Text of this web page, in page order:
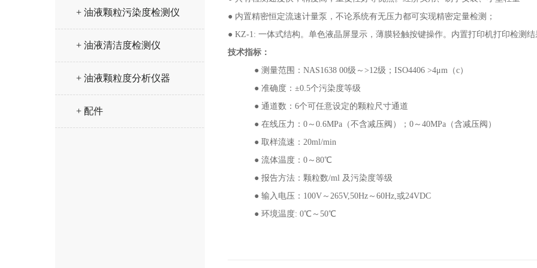
+ 油液颗粒污染度检测仪
+ 油液清洁度检测仪
+ 油液颗粒度分析仪器
+ 配件
● 内置精密恒定流速计量泵，不论系统有无压力都可实现精密定量检测；
● KZ-1: 一体式结构。单色液晶屏显示，薄膜轻触按键操作。内置打印机打印检测结
技术指标：
● 测量范围：NAS1638 00级～>12级；ISO4406 >4μm（c）
● 准确度：±0.5个污染度等级
● 通道数：6个可任意设定的颗粒尺寸通道
● 在线压力：0～0.6MPa（不含减压阀）；0～40MPa（含减压阀）
● 取样流速：20ml/min
● 流体温度：0～80℃
● 报告方法：颗粒数/ml 及污染度等级
● 输入电压：100V～265V,50Hz～60Hz,或24VDC
● 环境温度: 0℃～50℃